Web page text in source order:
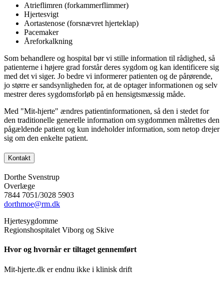
Atrieflimren (forkammerflimmer)
Hjertesvigt
Aortastenose (forsnævret hjerteklap)
Pacemaker
Åreforkalkning
Som behandlere og hospital bør vi stille information til rådighed, så
patienterne i højere grad forstår deres sygdom og kan identificere sig
med det vi siger. Jo bedre vi informerer patienten og de pårørende,
jo større er sandsynligheden for, at de optager informationen og selv
mestrer deres sygdomsforløb på en hensigtsmæssig måde.
Med "Mit-hjerte" ændres patientinformationen, så den i stedet for
den traditionelle generelle information om sygdommen målrettes den
pågældende patient og kun indeholder information, som netop drejer
sig om den enkelte patient.
Kontakt
Dorthe Svenstrup
Overlæge
7844 7051/3028 5903
dorthmoe@rm.dk
Hjertesygdomme
Regionshospitalet Viborg og Skive
Hvor og hvornår er tiltaget gennemført
Mit-hjerte.dk er endnu ikke i klinisk drift